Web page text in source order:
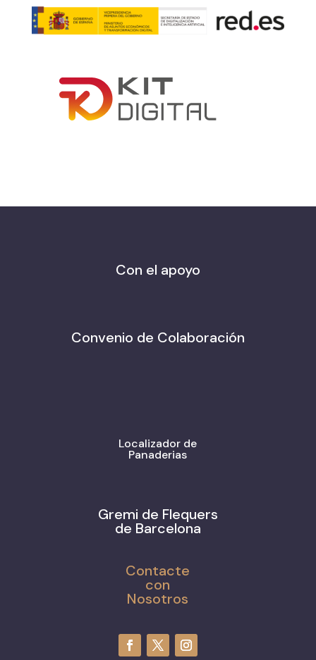
Con el apoyo
Convenio de Colaboración
Localizador de
Panaderias
Gremi de Flequers
de Barcelona
Contacte
con
Nosotros